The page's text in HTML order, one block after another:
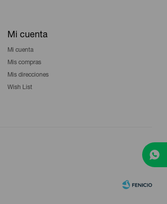
Mi cuenta
Mi cuenta
Mis compras
Mis direcciones
Wish List